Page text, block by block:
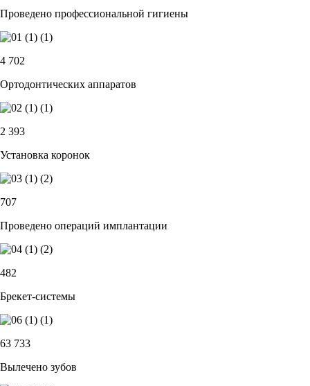
Проведено профессиональной гигиены
4 702
Ортодонтических аппаратов
2 393
Установка коронок
707
Проведено операций имплантации
482
Брекет-системы
63 733
Вылечено зубов